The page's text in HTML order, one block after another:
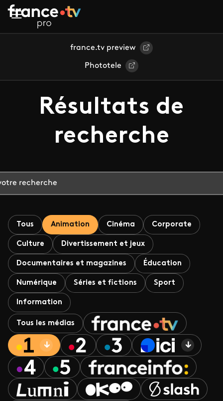
Aller au contenu principal
france.tv preview
Phototele
Résultats de
recherche
Tous Animation Cinéma Corporate
Culture Divertissement et jeux
Documentaires et magazines Éducation
Numérique Séries et fictions Sport
Information
Tous les médias